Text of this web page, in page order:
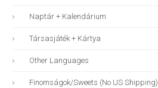
Naptár + Kalendárium
Társasjáték + Kártya
Other Languages
Finomságok/sweets (no US Shipping)